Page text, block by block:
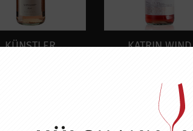
KÜNSTLER
KATRIN WIND
10,95 EUR